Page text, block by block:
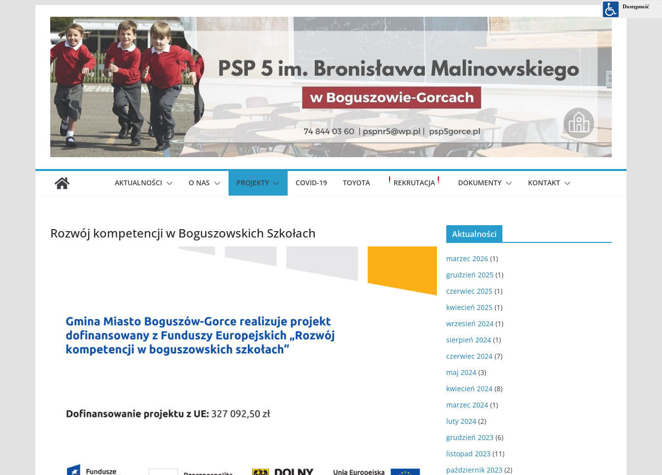
AKTUALNOŚCI O NAS PROJEKTY COVID-19 TOYOTA REKRUTACJA DOKUMENTY KONTAKT
Rozwój kompetencji w Boguszowskich Szkołach Aktualności
marzec 2026(1)
grudzień 2025(1)
czerwiec 2025(1)
kwiecień 2025(1)
wrzesień 2024(1)
sierpień 2024(1)
czerwiec 2024(7)
maj 2024(3)
kwiecień 2024(8)
marzec 2024(1)
luty 2024(2)
grudzień 2023 (6)
listopad 2023 (11)
październik 2023 (2)